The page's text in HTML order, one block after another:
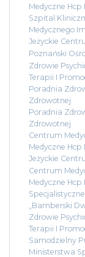
Medyczne
Szpital
Medycznego
Jeżyckie
Poznański
Zdrowie
Terapii I
Poradnia
Zdrowotnej
Poradnia
Zdrowotnej
Centrum
Medyczne
Jeżyckie
Centrum
Medyczne
„Bamberski
Zdrowie
Terapii I
Samodzielny
Ministerstwa